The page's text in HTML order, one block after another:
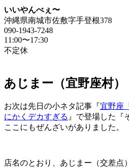
いいやんべぇ〜
沖縄県南城市佐敷字手登根378
090-1943-7248
11:00〜17:30
不定休
あじまー（宜野座村）
お次は先日の小ネタ記事『宜野座
にかくデカすぎる 』で登場した『
ここにもぜんざいがありました。
店名のとおり、あじまー（交差点